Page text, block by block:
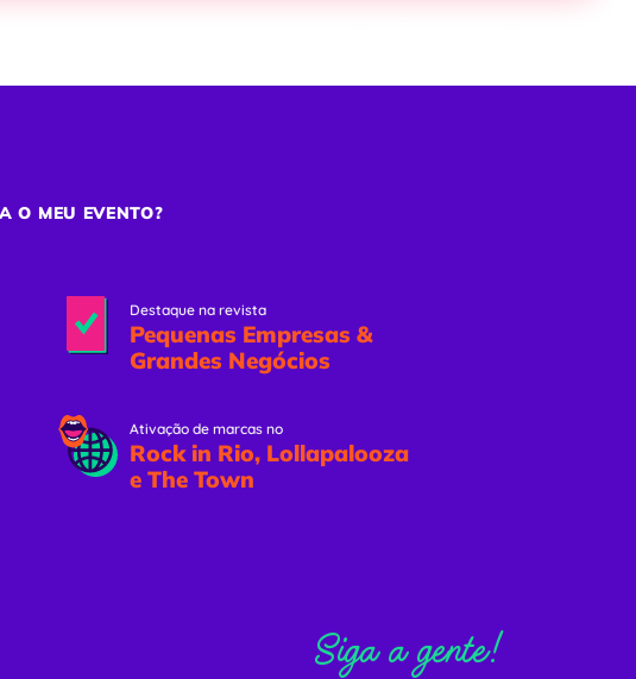
O MEU EVENTO?
Destaque na revista
Pequenas Empresas &
Grandes Negócios
Ativação de marcas no
Rock in Rio, Lollapalooza
e The Town
Siga a gente!